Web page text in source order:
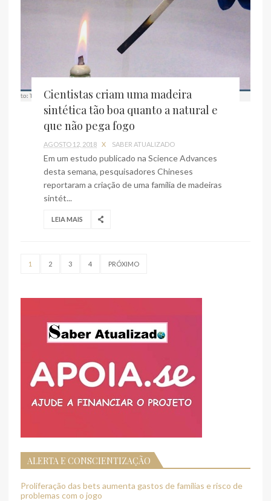
Cientistas criam uma madeira
sintética tão boa quanto a natural e
que não pega fogo
AGOSTO 12, 2018 X SABER ATUALIZADO
Em um estudo publicado na Science Advances
desta semana, pesquisadores Chineses
reportaram a criação de uma família de madeiras
sintét...
LEIA MAIS
1 2 3 4 PRÓXIMO
ALERTA E CONSCIENTIZAÇÃO
Proliferação das bets aumenta gastos de famílias e risco de
problemas com o jogo